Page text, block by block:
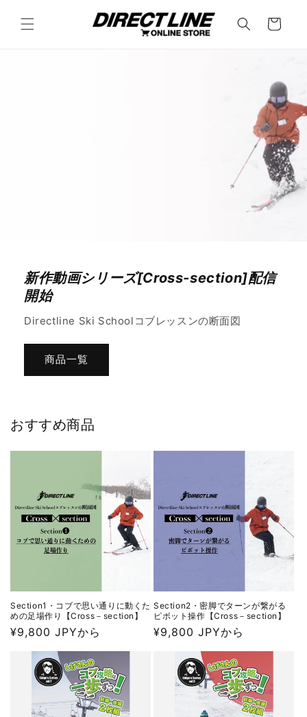
ンツに
進む
ー
新作動画シリーズ[Cross-section]配信
開始
Directline Ski Schoolコブレッスンの断面図
商品一覧
おすすめ商品
Section1・コブで思い通りに動くた
めの足場作り【Cross－section】
通
¥9,800 JPYから
Section2・密脚でターンが繋がる
ピボット操作【Cross－section】
通
¥9,800 JPYから